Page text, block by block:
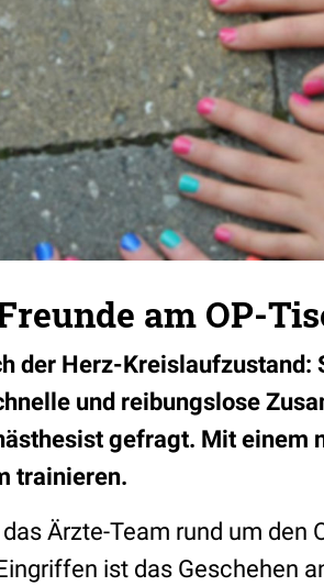
am OP-
der Herz-Kreislaufzustand:
und reibungslose
gefragt. Mit einem
trainieren.
Ärzte-Team rund um den
ist das Geschehen